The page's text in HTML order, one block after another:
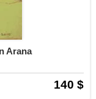
Arana
140 $